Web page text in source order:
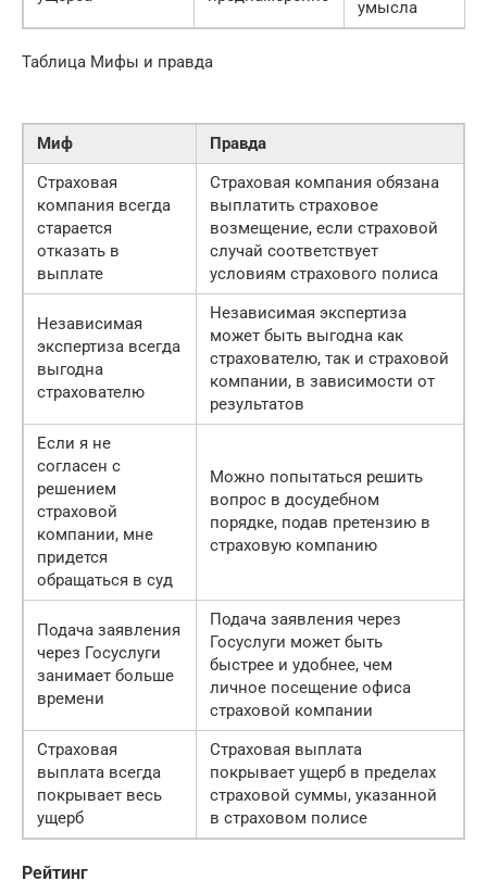
умысла
Таблица Мифы и правда
Миф
Правда
Страховая
компания всегда
старается
отказать в
выплате
Страховая компания обязана
выплатить страховое
возмещение, если страховой
случай соответствует
условиям страхового полиса
Независимая
экспертиза всегда
выгодна
страхователю
Независимая экспертиза
может быть выгодна как
страхователю, так и страховой
компании, в зависимости от
результатов
Если я не
согласен с
решением
страховой
компании, мне
придется
обращаться в суд
Можно попытаться решить
вопрос в досудебном
порядке, подав претензию в
страховую компанию
Подача заявления
через Госуслуги
занимает больше
времени
Подача заявления через
Госуслуги может быть
быстрее и удобнее, чем
личное посещение офиса
страховой компании
Страховая
выплата всегда
покрывает весь
ущерб
Страховая выплата
покрывает ущерб в пределах
страховой суммы, указанной
в страховом полисе
Рейтинг